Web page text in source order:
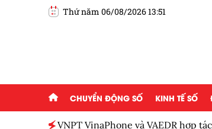
Thứ năm 06/08/2026 13:51
CHUYỂN ĐỘNG SỐ KINH TẾ SỐ
VNPT VinaPhone và VAEDR hợp